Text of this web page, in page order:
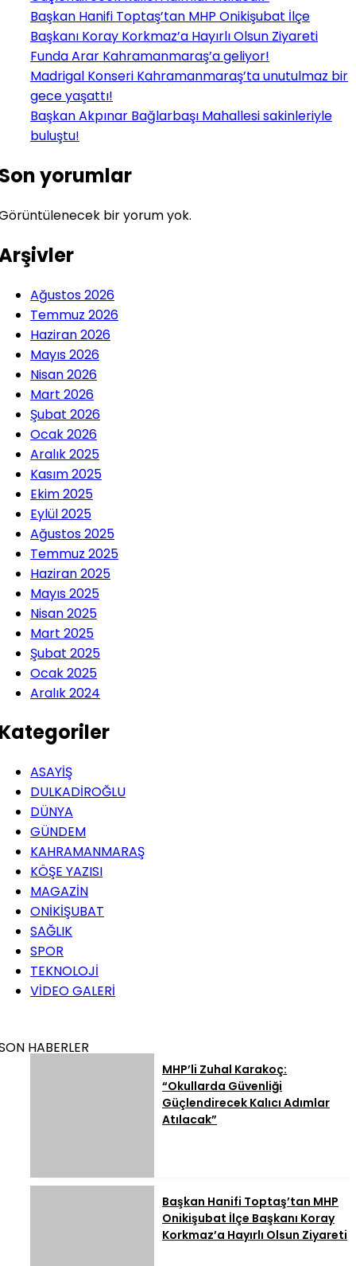
Başkan Hanifi Toptaş’tan MHP Onikişubat İlçe
Başkanı Koray Korkmaz’a Hayırlı Olsun Ziyareti
Funda Arar Kahramanmaraş’a geliyor!
Madrigal Konseri Kahramanmaraş’ta unutulmaz bir
gece yaşattı!
Başkan Akpınar Bağlarbaşı Mahallesi sakinleriyle
buluştu!
yorumlar
bir yorum yok.
Ağustos 2026
Temmuz 2026
Haziran 2026
Mayıs 2026
Nisan 2026
Mart 2026
Şubat 2026
Ocak 2026
Aralık 2025
Kasım 2025
Ekim 2025
Eylül 2025
Ağustos 2025
Temmuz 2025
Haziran 2025
Mayıs 2025
Nisan 2025
Mart 2025
Şubat 2025
Ocak 2025
Aralık 2024
ASAYİŞ
DULKADİROĞLU
DÜNYA
GÜNDEM
KAHRAMANMARAŞ
KÖŞE YAZISI
MAGAZİN
ONİKİŞUBAT
SAĞLIK
SPOR
TEKNOLOJİ
VİDEO GALERİ
HABERLER
MHP’li Zuhal Karakoç:
“Okullarda Güvenliği
Güçlendirecek Kalıcı Adımlar
Atılacak”
Başkan Hanifi Toptaş’tan MHP
Onikişubat İlçe Başkanı Koray
Korkmaz’a Hayırlı Olsun Ziyareti